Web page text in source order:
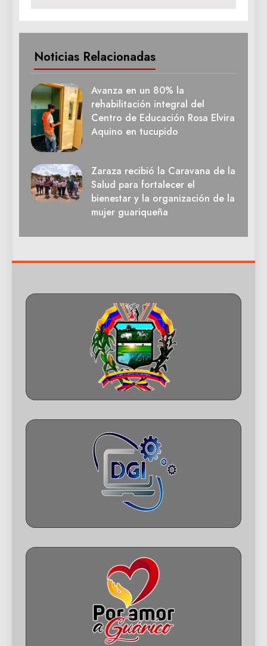
Noticias Relacionadas
Avanza en un 80% la
rehabilitación integral del
Centro de Educación Rosa Elvira
Aquino en tucupido
Zaraza recibió la Caravana de la
Salud para fortalecer el
bienestar y la organización de la
mujer guariqueña